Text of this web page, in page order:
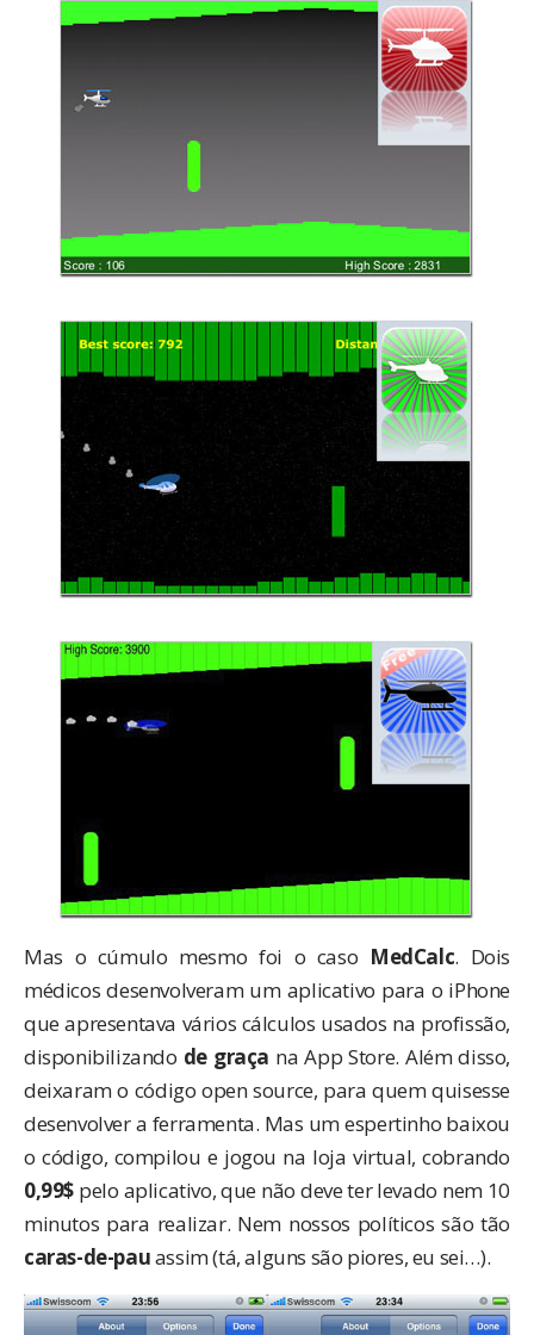
Mas o cúmulo mesmo foi o caso MedCalc. Dois
médicos desenvolveram um aplicativo para o iPhone
que apresentava vários cálculos usados na profissão,
disponibilizando de graça na App Store. Além disso,
deixaram o código open source, para quem quisesse
desenvolver a ferramenta. Mas um espertinho baixou
o código, compilou e jogou na loja virtual, cobrando
0,99$ pelo aplicativo, que não deve ter levado nem 10
minutos para realizar. Nem nossos políticos são tão
caras-de-pauassim (tá, alguns são piores, eu sei…).